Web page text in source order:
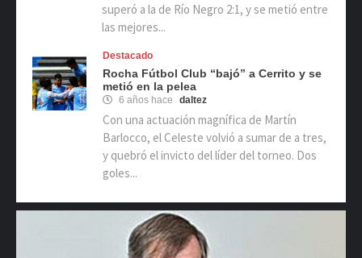
superó a la de Río Negro 2:1, y se metió entre
las mejores...
Destacado
Rocha Fútbol Club “bajó” a Cerrito y se
metió en la pelea
6 años hace daltez
Con una actuación magnífica de Martín
Barlocco, el Celeste volvió a sumar de a tres,
y quebró el invicto del líder del torneo. Dos
goles...